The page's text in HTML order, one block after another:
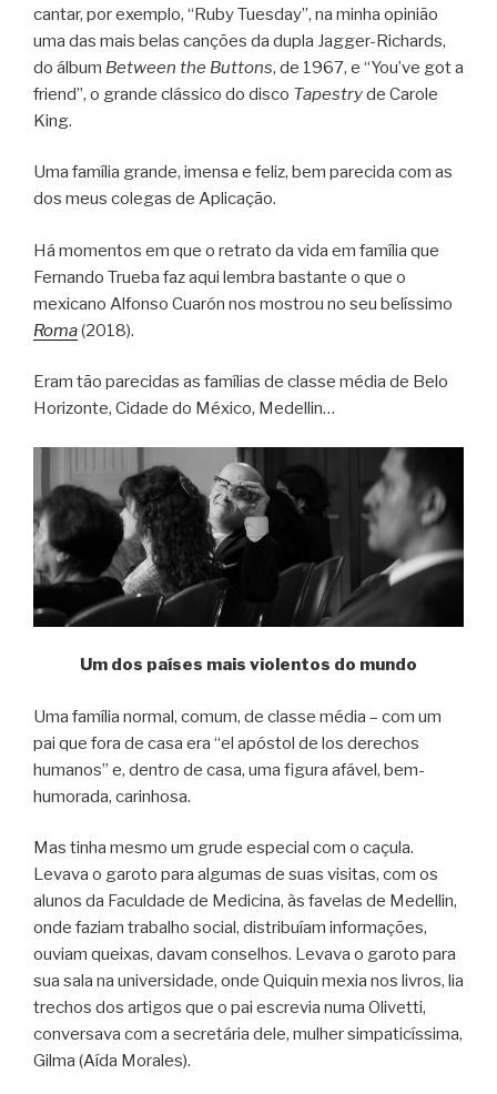
cantar, por exemplo, “Ruby Tuesday”, na minha opinião
uma das mais belas canções da dupla Jagger-Richards,
do álbum Between the Buttons, de 1967, e “You’ve got a
friend”, o grande clássico do disco Tapestryde Carole
King.
Uma família grande, imensa e feliz, bem parecida com as
dos meus colegas de Aplicação.
Há momentos em que o retrato da vida em família que
Fernando Trueba faz aqui lembra bastante o que o
mexicano Alfonso Cuarón nos mostrou no seu belíssimo
Roma(2018).
Eram tão parecidas as famílias de classe média de Belo
Horizonte, Cidade do México, Medellin…
Um dos países mais violentos do mundo
Uma família normal, comum, de classe média – com um
pai que fora de casa era “el apóstol de los derechos
humanos” e, dentro de casa, uma figura afável, bem-
humorada, carinhosa.
Mas tinha mesmo um grude especial com o caçula.
Levava o garoto para algumas de suas visitas, com os
alunos da Faculdade de Medicina, às favelas de Medellin,
onde faziam trabalho social, distribuíam informações,
ouviam queixas, davam conselhos. Levava o garoto para
sua sala na universidade, onde Quiquin mexia nos livros, lia
trechos dos artigos que o pai escrevia numa Olivetti,
conversava com a secretária dele, mulher simpaticíssima,
Gilma (Aída Morales).